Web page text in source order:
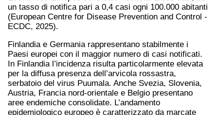
un tasso di notifica pari a 0,4 casi ogni 100.000 abitanti
(European Centre for Disease Prevention and Control -
ECDC, 2025).
Finlandia e Germania rappresentano stabilmente i
Paesi europei con il maggior numero di casi notificati.
In Finlandia l’incidenza risulta particolarmente elevata
per la diffusa presenza dell’arvicola rossastra,
serbatoio del virus Puumala. Anche Svezia, Slovenia,
Austria, Francia nord-orientale e Belgio presentano
aree endemiche consolidate. L’andamento
epidemiologico europeo è caratterizzato da marcate